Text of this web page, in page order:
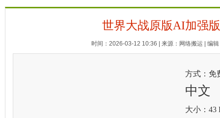
世界大战原版AI加强
时间：2026-03-12 10:36 | 来源：网络搬运 | 编
方式：免
中文
大小：43